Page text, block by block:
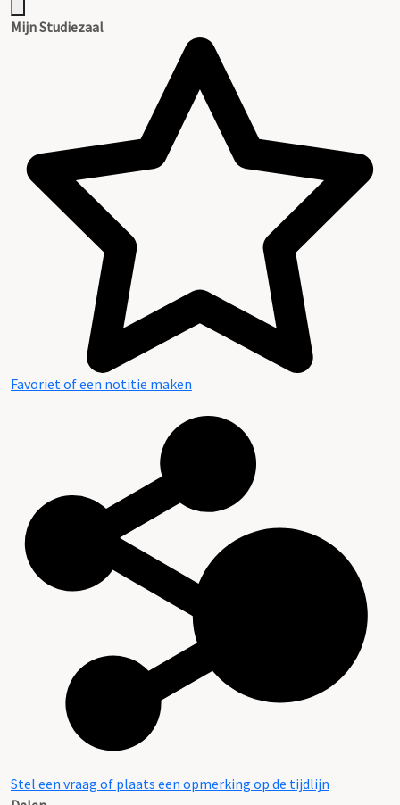
Mijn Studiezaal
Favoriet of een notitie maken
Stel een vraag of plaats een opmerking op de tijdlijn